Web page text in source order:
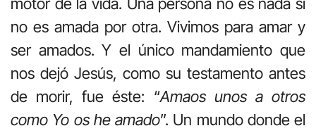
no es amada por otra. Vivimos para amar y
ser amados. Y el único mandamiento que
nos dejó Jesús, como su testamento antes
de morir, fue éste: “Amaos unos a otros
como Yo os he amado”. Un mundo donde el